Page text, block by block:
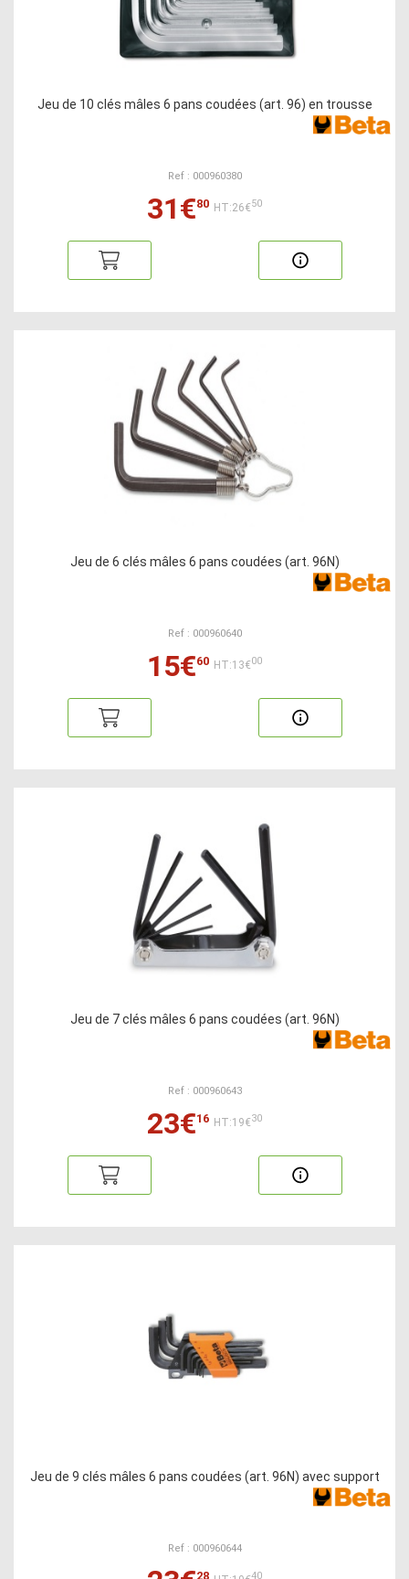
Jeu de 10 clés mâles 6 pans coudées (art. 96) en trousse
Ref : 000960380
31€80 HT:26€50
Jeu de 6 clés mâles 6 pans coudées (art. 96N)
Ref : 000960640
15€60 HT:13€00
Jeu de 7 clés mâles 6 pans coudées (art. 96N)
Ref : 000960643
23€16 HT:19€30
Jeu de 9 clés mâles 6 pans coudées (art. 96N) avec support
Ref : 000960644
28 40